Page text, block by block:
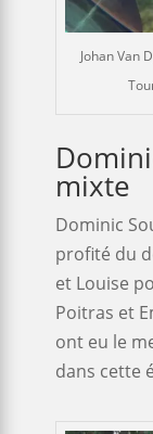
Johan Van
mixte
Dominic
profité du
et Louise
Poitras et
ont eu le
dans cette